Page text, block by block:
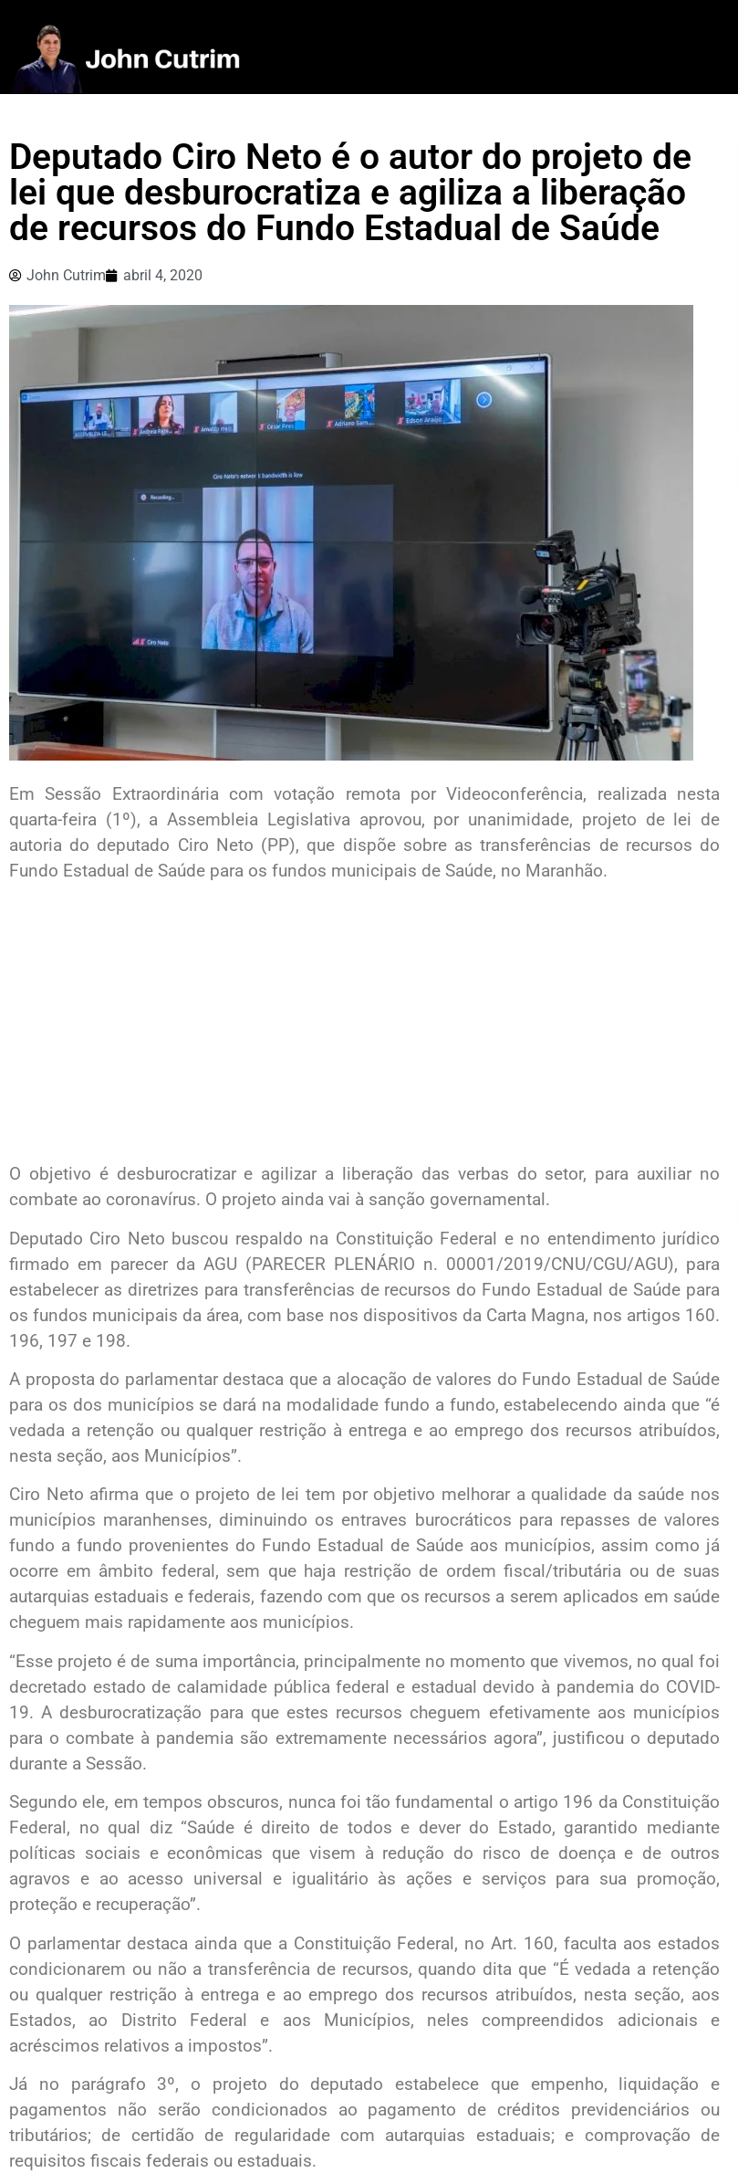
Deputado Ciro Neto é o autor do projeto de
lei que desburocratiza e agiliza a liberação
de recursos do Fundo Estadual de Saúde
John Cutrim abril 4, 2020
Em Sessão Extraordinária com votação remota por Videoconferência, realizada nesta
quarta-feira (1º), a Assembleia Legislativa aprovou, por unanimidade, projeto de lei de
autoria do deputado Ciro Neto (PP), que dispõe sobre as transferências de recursos do
Fundo Estadual de Saúde para os fundos municipais de Saúde, no Maranhão.
O objetivo é desburocratizar e agilizar a liberação das verbas do setor, para auxiliar no
combate ao coronavírus. O projeto ainda vai à sanção governamental.
Deputado Ciro Neto buscou respaldo na Constituição Federal e no entendimento jurídico
firmado em parecer da AGU (PARECER PLENÁRIO n. 00001/2019/CNU/CGU/AGU), para
estabelecer as diretrizes para transferências de recursos do Fundo Estadual de Saúde para
os fundos municipais da área, com base nos dispositivos da Carta Magna, nos artigos 160.
196, 197 e 198.
A proposta do parlamentar destaca que a alocação de valores do Fundo Estadual de Saúde
para os dos municípios se dará na modalidade fundo a fundo, estabelecendo ainda que “é
vedada a retenção ou qualquer restrição à entrega e ao emprego dos recursos atribuídos,
nesta seção, aos Municípios”.
Ciro Neto afirma que o projeto de lei tem por objetivo melhorar a qualidade da saúde nos
municípios maranhenses, diminuindo os entraves burocráticos para repasses de valores
fundo a fundo provenientes do Fundo Estadual de Saúde aos municípios, assim como já
ocorre em âmbito federal, sem que haja restrição de ordem fiscal/tributária ou de suas
autarquias estaduais e federais, fazendo com que os recursos a serem aplicados em saúde
cheguem mais rapidamente aos municípios.
“Esse projeto é de suma importância, principalmente no momento que vivemos, no qual foi
decretado estado de calamidade pública federal e estadual devido à pandemia do COVID-
19. A desburocratização para que estes recursos cheguem efetivamente aos municípios
para o combate à pandemia são extremamente necessários agora”, justificou o deputado
durante a Sessão.
Segundo ele, em tempos obscuros, nunca foi tão fundamental o artigo 196 da Constituição
Federal, no qual diz “Saúde é direito de todos e dever do Estado, garantido mediante
políticas sociais e econômicas que visem à redução do risco de doença e de outros
agravos e ao acesso universal e igualitário às ações e serviços para sua promoção,
proteção e recuperação”.
O parlamentar destaca ainda que a Constituição Federal, no Art. 160, faculta aos estados
condicionarem ou não a transferência de recursos, quando dita que “É vedada a retenção
ou qualquer restrição à entrega e ao emprego dos recursos atribuídos, nesta seção, aos
Estados, ao Distrito Federal e aos Municípios, neles compreendidos adicionais e
acréscimos relativos a impostos”.
Já no parágrafo 3º, o projeto do deputado estabelece que empenho, liquidação e
pagamentos não serão condicionados ao pagamento de créditos previdenciários ou
tributários; de certidão de regularidade com autarquias estaduais; e comprovação de
requisitos fiscais federais ou estaduais.